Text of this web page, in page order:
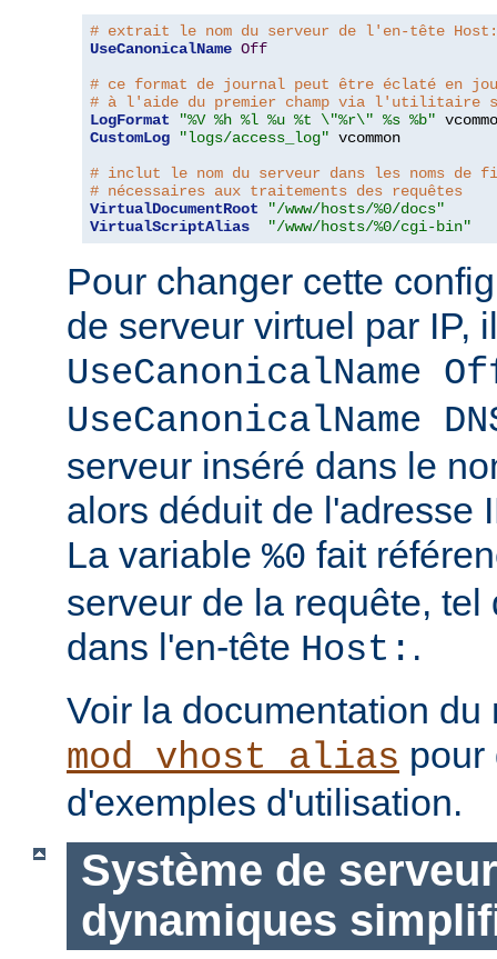
# extrait le nom du serveur de l'en-tête Host:
UseCanonicalName Off
# ce format de journal peut être éclaté en
# à l'aide du premier champ via
LogFormat
"%V %h %l %u %t \"%r\" %s %b"
CustomLog
"logs/access_log" vcommon
# inclut le nom du serveur dans les noms de
# nécessaires aux traitements des requêtes
VirtualDocumentRoot
"/www/hosts/%0/docs"
VirtualScriptAlias
"/www/hosts/%0/cgi-bin"
Pour changer cette
de serveur virtuel par IP,
UseCanonicalName
UseCanonicalName
serveur inséré dans le
alors déduit de l'adresse
La variable %0 fait
serveur de la requête,
dans l'en-tête Host: .
Voir la documentation du
mod_vhost_alias pour
d'exemples d'utilisation.
Système de
dynamiques